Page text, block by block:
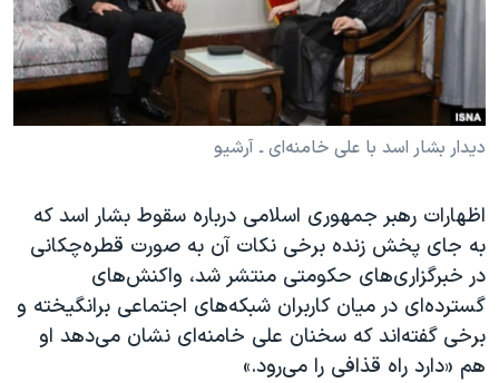
فرهنگ و زندگی
حقوق شهروندی
اقتصادی
علم و فناوری
گالری عکس
آرشیو پخش زنده
مستندها
انتخابات ریاست جمهوری آمریکا ۲۰۲۴
حمله جمهوری اسلامی به اسرائیل
رمز مهسا
اعتراضات زن، زندگی، آزادی
مجموعه مستندهای دادخواهی
تریبونال مردمی آبان ۹۸
دادگاه حمید نوری
دنبال کنید
دیدار بشار اسد با علی خامنه‌ای ـ آرشیو
اظهارات رهبر جمهوری اسلامی درباره سقوط بشار اسد که
به جای پخش زنده برخی نکات آن به صورت قطره‌چکانی
در خبرگزاری‌های حکومتی منتشر شد، واکنش‌های
گسترده‌ای در میان کاربران شبکه‌های اجتماعی برانگیخته و
برخی گفته‌اند که سخنان علی خامنه‌ای نشان می‌دهد او
هم «دارد راه قذافی را می‌رود.»